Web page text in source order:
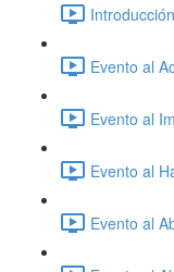
Evento al
Evento al
Evento al
Evento al